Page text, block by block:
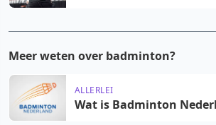
Meer weten over badminton?
ALLERLEI
Wat is Badminton